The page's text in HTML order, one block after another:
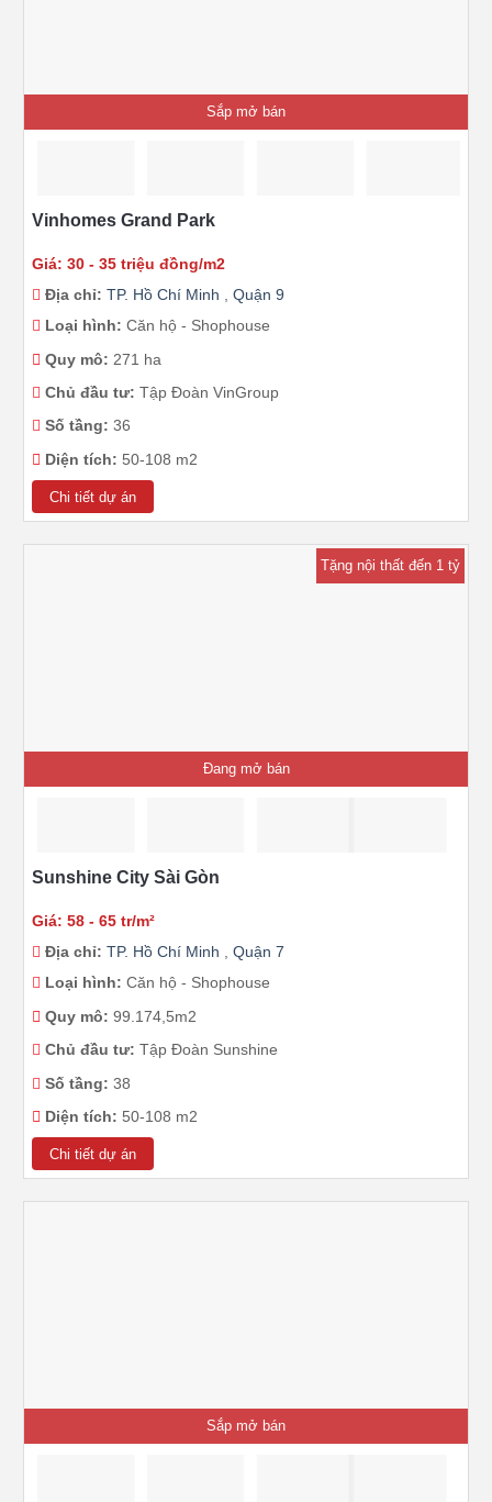
Sắp mở bán
Vinhomes Grand Park
Giá: 30 - 35 triệu đồng/m2
Địa chỉ: TP. Hồ Chí Minh , Quận 9
Loại hình: Căn hộ - Shophouse
Quy mô: 271 ha
Chủ đầu tư: Tập Đoàn VinGroup
Số tầng: 36
Diện tích: 50-108 m2
Chi tiết dự án
Tặng nội thất đến 1 tỷ
Đang mở bán
Sunshine City Sài Gòn
Giá: 58 - 65 tr/m²
Địa chỉ: TP. Hồ Chí Minh , Quận 7
Loại hình: Căn hộ - Shophouse
Quy mô: 99.174,5m2
Chủ đầu tư: Tập Đoàn Sunshine
Số tầng: 38
Diện tích: 50-108 m2
Chi tiết dự án
Sắp mở bán